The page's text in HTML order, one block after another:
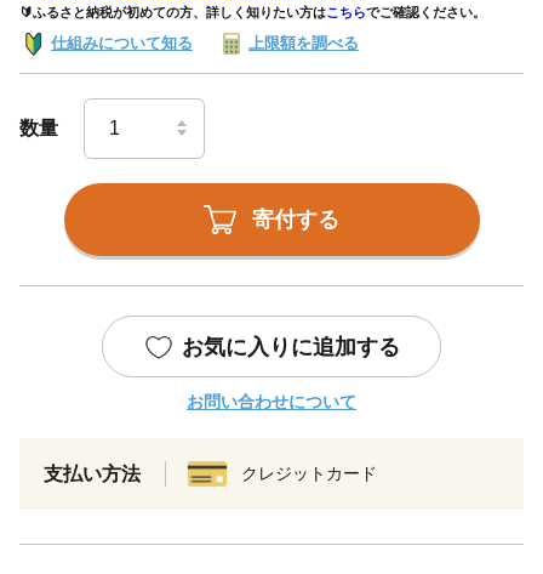
🔰ふるさと納税が初めての方、詳しく知りたい方はこちらでご確認ください。
仕組みについて知る 上限額を調べる
数量
寄付する
お気に入りに追加する
お問い合わせについて
支払い方法 クレジットカード